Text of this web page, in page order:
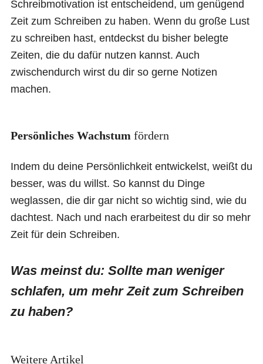
Schreibmotivation ist entscheidend, um genügend
Zeit zum Schreiben zu haben. Wenn du große Lust
zu schreiben hast, entdeckst du bisher belegte
Zeiten, die du dafür nutzen kannst. Auch
zwischendurch wirst du dir so gerne Notizen
machen.
Persönliches Wachstum fördern
Indem du deine Persönlichkeit entwickelst, weißt du
besser, was du willst. So kannst du Dinge
weglassen, die dir gar nicht so wichtig sind, wie du
dachtest. Nach und nach erarbeitest du dir so mehr
Zeit für dein Schreiben.
Was meinst du: Sollte man weniger
schlafen, um mehr Zeit zum Schreiben
zu haben?
Weitere Artikel